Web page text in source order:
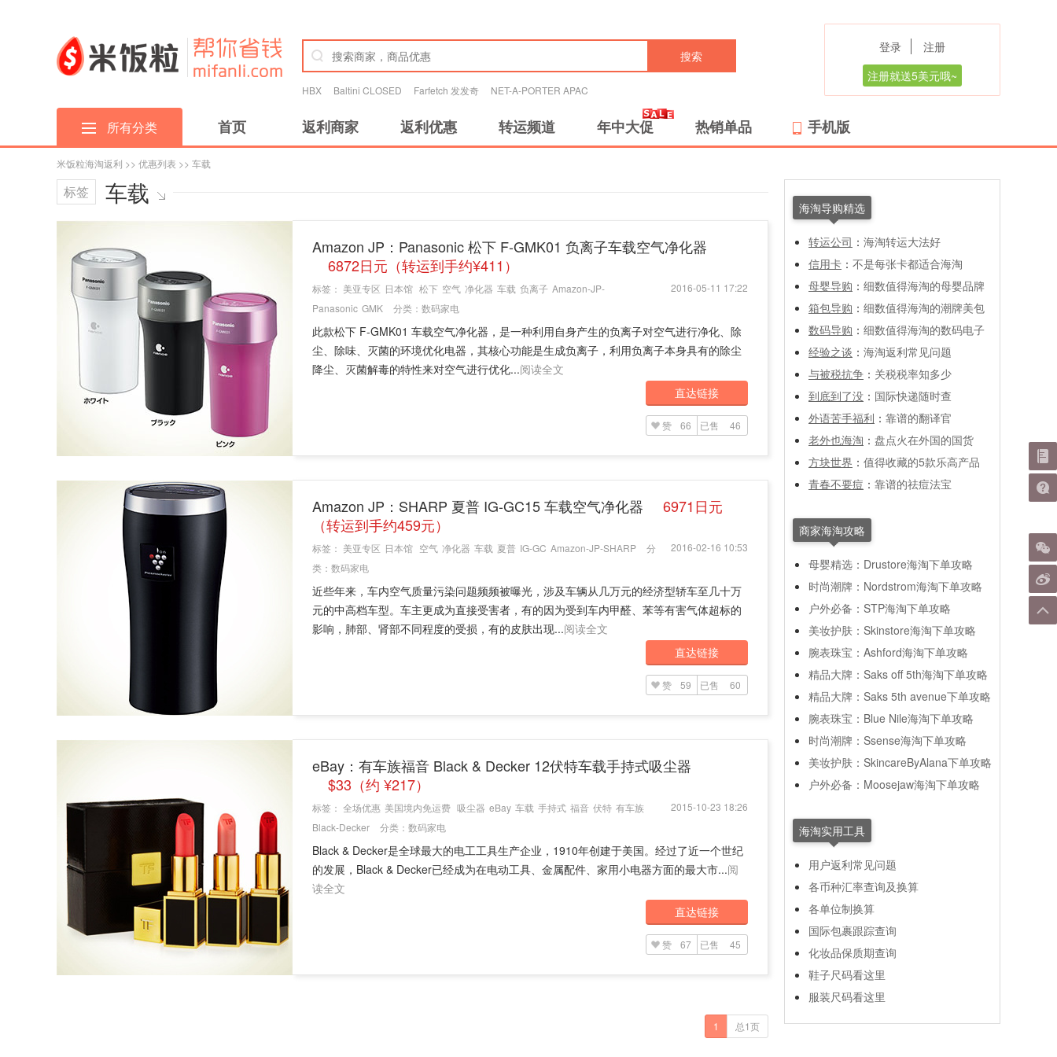
搜索
HBX Baltini CLOSED Farfetch 发发奇 NET-A-PORTER APAC
登录
注册
注册就送5美元哦~
所有分类 首页 返利商家 返利优惠 转运频道 年中大促 热销单品 手机版
米饭粒海淘返利 >> 优惠列表 >> 车载
标签 车载
Amazon JP：Panasonic 松下 F-GMK01 负离子车载空气净化器
6872日元（转运到手约¥411）
2016-05-11 17:22
标签： 美亚专区 日本馆 松下 空气 净化器 车载 负离子 Amazon-JP-
Panasonic GMK 分类： 数码家电
此款松下 F-GMK01 车载空气净化器，是一种利用自身产生的负离子对空气进行净化、除
尘、除味、灭菌的环境优化电器，其核心功能是生成负离子，利用负离子本身具有的除尘
降尘、灭菌解毒的特性来对空气进行优化...阅读全文
直达链接
赞 66 已售 46
Amazon JP：SHARP 夏普 IG-GC15 车载空气净化器
6971日元
（转运到手约459元）
2016-02-16 10:53
标签： 美亚专区 日本馆 空气 净化器 车载 夏普 IG-GC Amazon-JP-SHARP
分
类： 数码家电
近些年来，车内空气质量污染问题频频被曝光，涉及车辆从几万元的经济型轿车至几十万
元的中高档车型。车主更成为直接受害者，有的因为受到车内甲醛、苯等有害气体超标的
影响，肺部、肾部不同程度的受损，有的皮肤出现...阅读全文
直达链接
赞 59 已售 60
eBay：有车族福音 Black & Decker 12伏特车载手持式吸尘器
$33（约 ¥217）
2015-10-23 18:26
标签： 全场优惠 美国境内免运费 吸尘器 eBay 车载 手持式 福音 伏特 有车族
Black-Decker
分类： 数码家电
Black & Decker是全球最大的电工工具生产企业，1910年创建于美国。经过了近一个世纪
的发展，Black & Decker已经成为在电动工具、金属配件、家用小电器方面的最大市...阅
读全文
直达链接
赞 67 已售 45
1 总1页
海淘导购精选
转运公司 ： 海淘转运大法好
信用卡 ： 不是每张卡都适合海淘
母婴导购 ： 细数值得海淘的母婴品牌
箱包导购 ： 细数值得海淘的潮牌美包
数码导购 ： 细数值得海淘的数码电子
经验之谈 ： 海淘返利常见问题
与被税抗争 ： 关税税率知多少
到底到了没 ： 国际快递随时查
外语苦手福利 ： 靠谱的翻译官
老外也海淘 ： 盘点火在外国的国货
方块世界 ： 值得收藏的5款乐高产品
青春不要痘 ： 靠谱的祛痘法宝
商家海淘攻略
母婴精选：Drustore海淘下单攻略
时尚潮牌：Nordstrom海淘下单攻略
户外必备：STP海淘下单攻略
美妆护肤：Skinstore海淘下单攻略
腕表珠宝：Ashford海淘下单攻略
精品大牌：Saks off 5th海淘下单攻略
精品大牌：Saks 5th avenue下单攻略
腕表珠宝：Blue Nile海淘下单攻略
时尚潮牌：Ssense海淘下单攻略
美妆护肤：SkincareByAlana下单攻略
户外必备：Moosejaw海淘下单攻略
海淘实用工具
用户返利常见问题
各币种汇率查询及换算
各单位制换算
国际包裹跟踪查询
化妆品保质期查询
鞋子尺码看这里
服装尺码看这里